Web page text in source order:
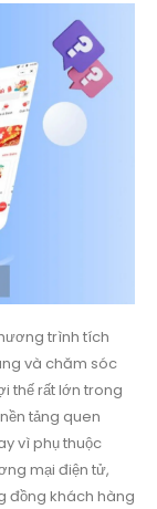
trình tích
và chăm sóc
thế rất lớn trong
tảng quen
vì phụ thuộc
mại điện tử,
đồng khách hàng